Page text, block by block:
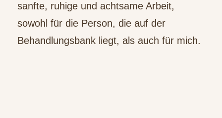
sanfte, ruhige und achtsame Arbeit,
sowohl für die Person, die auf der
Behandlungsbank liegt, als auch für mich.